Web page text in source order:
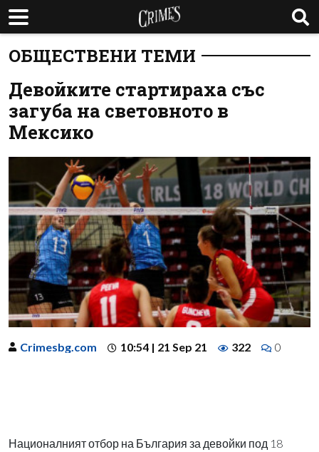
ОБЩЕСТВЕНИ ТЕМИ
Девойките стартираха със
загуба на световното в
Мексико
Crimesbg.com 10:54 | 21 Sep 21 322 0
Националният отбор на България за девойки под 18